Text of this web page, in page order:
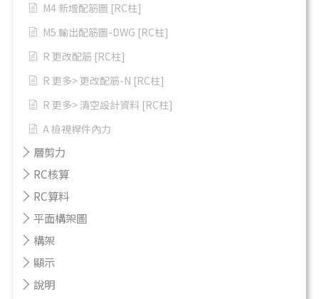
M4 新增配筋圖 [RC柱]
M5 輸出配筋圖-DWG [RC柱]
R 更改配筋 [RC柱]
R 更多> 更改配筋-N [RC柱]
R 更多> 清空設計資料 [RC柱]
A 檢視桿件內力
層剪力
RC核算
RC算料
平面構架圖
構架
顯示
說明